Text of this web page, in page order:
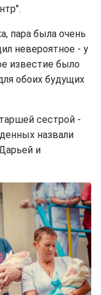
пара была очень
невероятное - у
известие было
обоих будущих
сестрой -
назвали
и